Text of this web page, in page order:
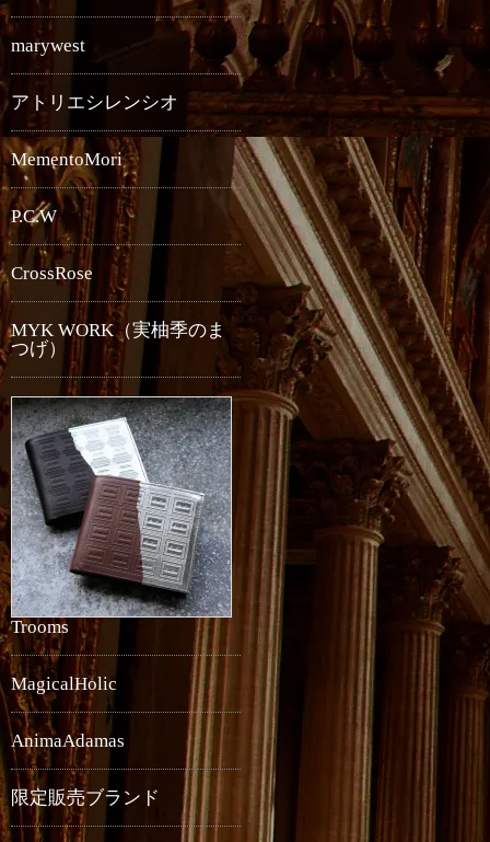
marywest
アトリエシレンシオ
MementoMori
P.C.W
CrossRose
MYK WORK（実柚季のま
つげ）
Trooms
MagicalHolic
AnimaAdamas
限定販売ブランド